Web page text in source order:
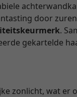
door
.
gekartelde
zonlicht, wat er